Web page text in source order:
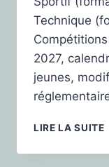
Technique
2027,
jeunes,
LIRE LA SUITE